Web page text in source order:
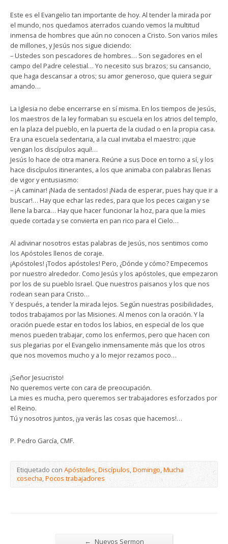
Este es el Evangelio tan importante de hoy. Al tender la mirada por
el mundo, nos quedamos aterrados cuando vemos la multitud
inmensa de hombres que aún no conocen a Cristo. Son varios miles
de millones, y Jesús nos sigue diciendo:
– Ustedes son pescadores de hombres… Son segadores en el
campo del Padre celestial… Yo necesito sus brazos; su cansancio,
que haga descansar a otros; su amor generoso, que quiera seguir
amando…
La Iglesia no debe encerrarse en sí misma. En los tiempos de Jesús,
los maestros de la ley formaban su escuela en los atrios del templo,
en la plaza del pueblo, en la puerta de la ciudad o en la propia casa.
Era una escuela sedentaria, a la cual invitaba el maestro: ¡que
vengan los discípulos aquí!…
Jesús lo hace de otra manera. Reúne a sus Doce en torno a sí, y los
hace discípulos itinerantes, a los que animaba con palabras llenas
de vigor y entusiasmo:
– ¡A caminar! ¡Nada de sentados! ¡Nada de esperar, pues hay que ir a
buscar!… Hay que echar las redes, para que los peces caigan y se
llene la barca… Hay que hacer funcionar la hoz, para que la mies
quede cortada y se convierta en pan rico para el Cielo…
Al adivinar nosotros estas palabras de Jesús, nos sentimos como
los Apóstoles llenos de coraje.
¡Apóstoles! ¡Todos apóstoles! Pero, ¿Dónde y cómo? Empecemos
por nuestro alrededor. Como Jesús y los apóstoles, que empezaron
por los de su pueblo Israel. Que nuestros paisanos y los que nos
rodean sean para Cristo…
Y después, a tender la mirada lejos. Según nuestras posibilidades,
todos trabajamos por las Misiones. Al menos con la oración. Y la
oración puede estar en todos los labios, en especial de los que
menos pueden trabajar, como los enfermos, pero que hacen con
sus plegarias por el Evangelio inmensamente más que los otros
que nos movemos mucho y a lo mejor rezamos poco…
¡Señor Jesucristo!
No queremos verte con cara de preocupación.
La mies es mucha, pero queremos ser trabajadores esforzados por
el Reino.
Tú y nosotros juntos, ¡ya verás las cosas que hacemos!…
P. Pedro García, CMF.
Etiquetado conApóstoles,Discípulos,Domingo,Mucha
cosecha,Pocos trabajadores
← Nuevos Sermon